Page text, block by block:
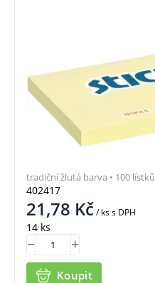
402417
21,78 Kč/ kss DPH
14 ks
Koupit
tradiční žlutá barva • 100 lístků